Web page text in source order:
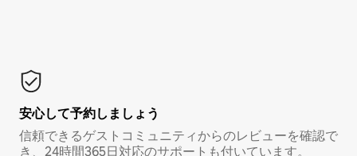
安心して予約しましょう
信頼できるゲストコミュニティからのレビューを確認で
き、24時間365日対応のサポートも付いています。